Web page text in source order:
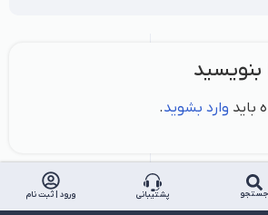
وارد بشوید.
پشتیبانی ورود | ثبت نام